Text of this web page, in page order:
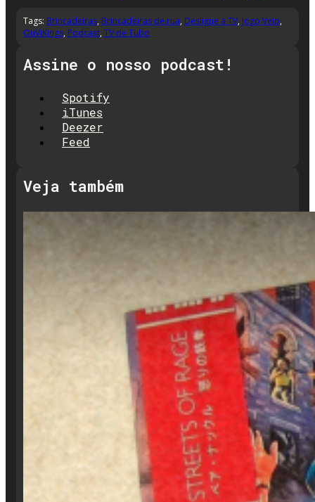
Tags: Brincadeiras, Brincadeiras de rua, Desligue a TV, Jogo Veio,
OuViKings, Podcast, TV de Tubo
Assine o nosso podcast!
Spotify
iTunes
Deezer
Feed
Veja também